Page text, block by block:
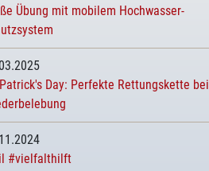
Übung mit mobilem Hochwasser-
Day: Perfekte Rettungskette bei
#vielfalthilft